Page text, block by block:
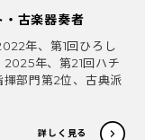
古楽器奏者
年、第1回ひろし
年、第21回ハチ
部門第2位、古典派
詳しく見る